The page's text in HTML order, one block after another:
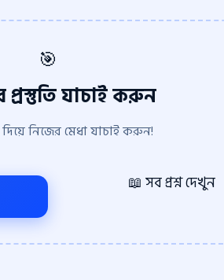
🎯
যাচাই করুন
নিজের মেধা যাচাই করুন!
📖 সব প্রশ্ন দেখুন